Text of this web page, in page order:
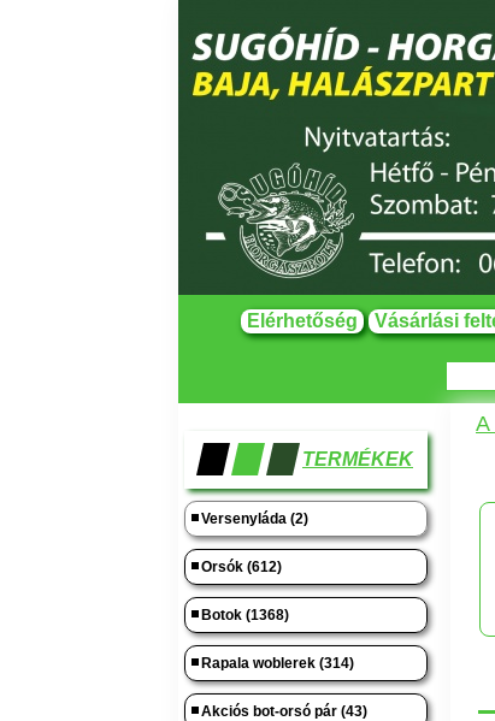
Elérhetőség Vásárlási
TERMÉKEK
Versenyláda (2)
Orsók (612)
Botok (1368)
Rapala woblerek (314)
Akciós bot-orsó pár (43)
A